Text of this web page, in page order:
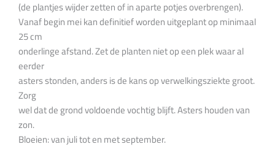
(de plantjes wijder zetten of in aparte potjes overbrengen).
Vanaf begin mei kan definitief worden uitgeplant op minimaal
25 cm
onderlinge afstand. Zet de planten niet op een plek waar al
eerder
asters stonden, anders is de kans op verwelkingsziekte groot.
Zorg
wel dat de grond voldoende vochtig blijft. Asters houden van
zon.
Bloeien: van juli tot en met september.